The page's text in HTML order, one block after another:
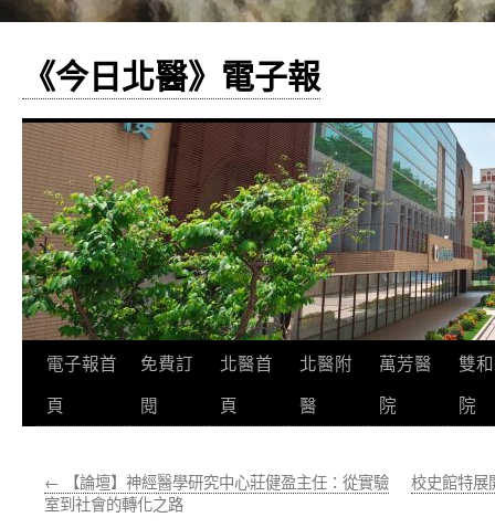
《今日北醫》電子報
跳
至
要
電子報首
頁
免費訂
閱
北醫首
頁
北醫附
醫
萬芳醫
院
雙
院
← 【論壇】神經醫學研究中心莊健盈主任：從實驗
室到社會的轉化之路
校史館特